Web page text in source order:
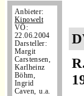
Anbieter:
Kinowelt
VÖ:
22.06.2004
Darsteller:
Margit
Carstensen,
Karlheinz
Böhm,
Ingrid
Caven, u.a.